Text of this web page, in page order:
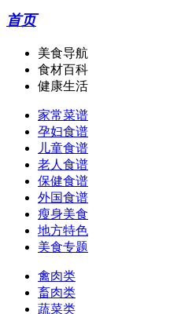
首页
美食导航
食材百科
健康生活
家常菜谱
孕妇食谱
儿童食谱
老人食谱
保健食谱
外国食谱
瘦身美食
地方特色
美食专题
禽肉类
畜肉类
蔬菜类